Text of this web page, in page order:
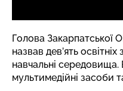
Голова Закарпатської
назвав дев’ять освітніх
навчальні
мультимедійні засоби